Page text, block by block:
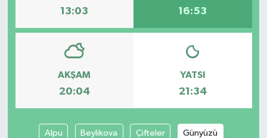
13:03 16:53
AKŞAM
20:04
YATSI
21:34
Alpu Beylikova Çifteler Günyüzü